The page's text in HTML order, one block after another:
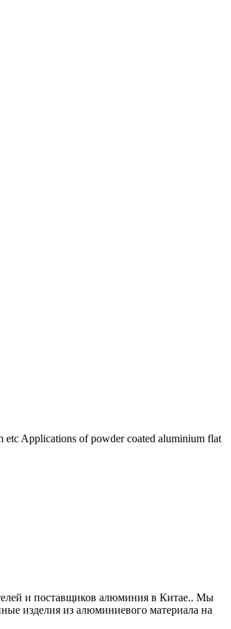
etc Applications of powder coated aluminium flat
и поставщиков алюминия в Китае.. Мы
изделия из алюминиевого материала на